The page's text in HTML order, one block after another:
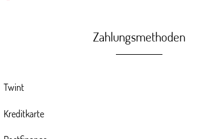
Zahlungsmethoden
Twint
Kreditkarte